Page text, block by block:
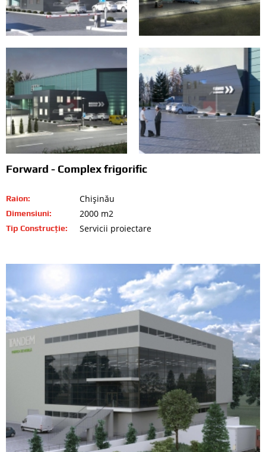
Forward - Complex frigorific
Raion: Chişinău
Dimensiuni: 2000 m2
Tip Construcție: Servicii proiectare